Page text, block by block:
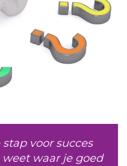
voor succes
waar je goed